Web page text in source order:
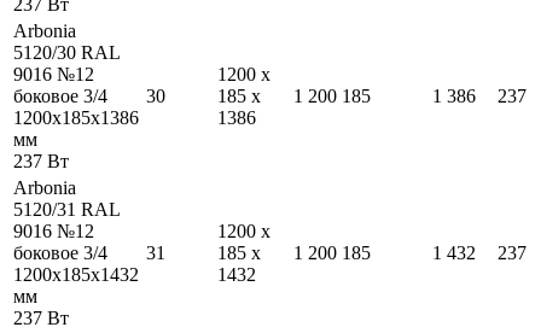
237 Вт
Arbonia
5120/30 RAL
9016 №12
боковое 3/4
1200x185x1386
мм
237 Вт
30
1200 x
185 x
1386
1 200 185 1 386 237
Arbonia
5120/31 RAL
9016 №12
боковое 3/4
1200x185x1432
мм
237 Вт
31
1200 x
185 x
1432
1 200 185 1 432 237